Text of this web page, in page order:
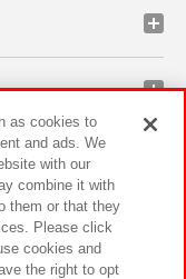
サイトポリシー
as cookies to
and ads. We
with our
combine it with
them or that they
Please click
cookies and
the right to opt